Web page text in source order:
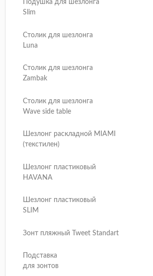
Подушка для шезлонга
Slim
Столик для шезлонга
Luna
Столик для шезлонга
Zambak
Столик для шезлонга
Wave side table
Шезлонг раскладной MIAMI
(текстилен)
Шезлонг пластиковый
HAVANA
Шезлонг пластиковый
SLIM
Зонт пляжный Tweet Standart
Подставка
для зонтов